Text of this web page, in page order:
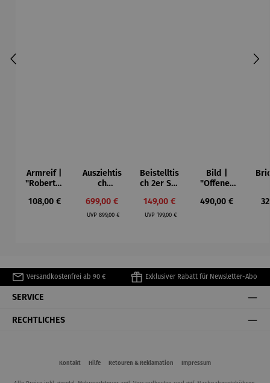
Armreif |
"Roberta"
Mütz
Regulärer Preis:
108,00 €
Ausziehtis
ch
– Valor
Verkaufspreis:
699,00 €
UVPRegulärer Preis:
899,00 €
Beistelltis
ch 2er Set
Verkaufspreis:
149,00 €
UVP Regulärer Preis:
199,00 €
Bild |
"Offenes
Collioure"
Regulärer Preis:
490,00 €
Versandkostenfrei ab 90 € Exklusiver Rabatt für Newsletter-Abo
SERVICE
RECHTLICHES
Kontakt Hilfe Retouren & Reklamation Impressum